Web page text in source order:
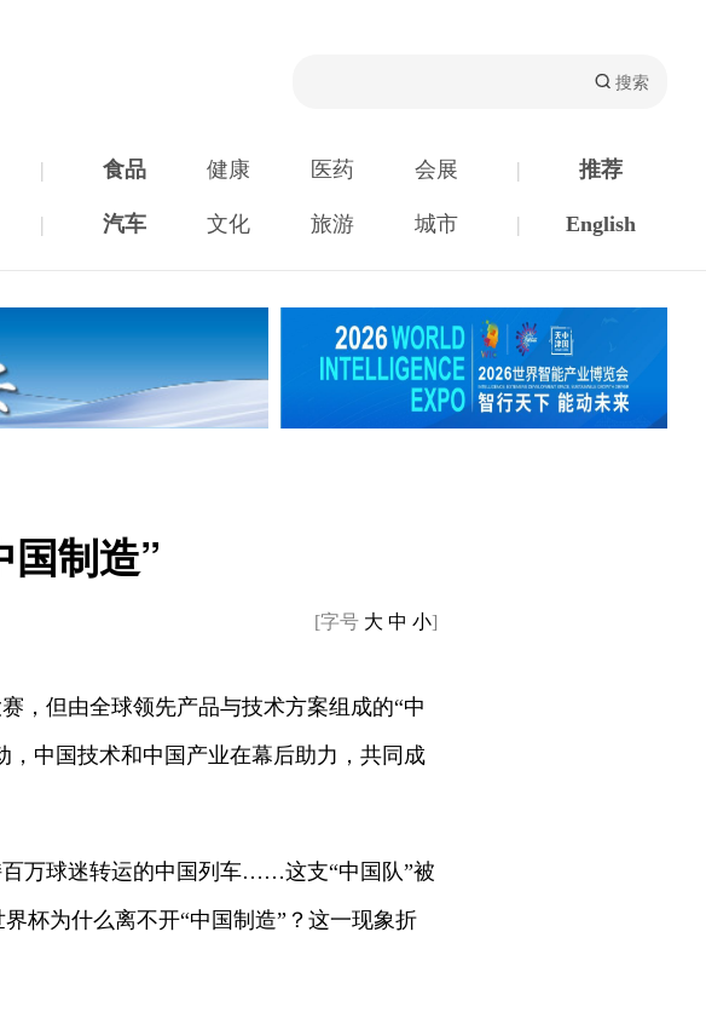
| 食品 健康 医药 会展 | 推荐
| 汽车 文化 旅游 城市 | English
国制造”
[字号 大 中 小]
，但由全球领先产品与技术方案组成的“中
，中国技术和中国产业在幕后助力，共同成
万球迷转运的中国列车……这支“中国队”被
杯为什么离不开“中国制造”？这一现象折